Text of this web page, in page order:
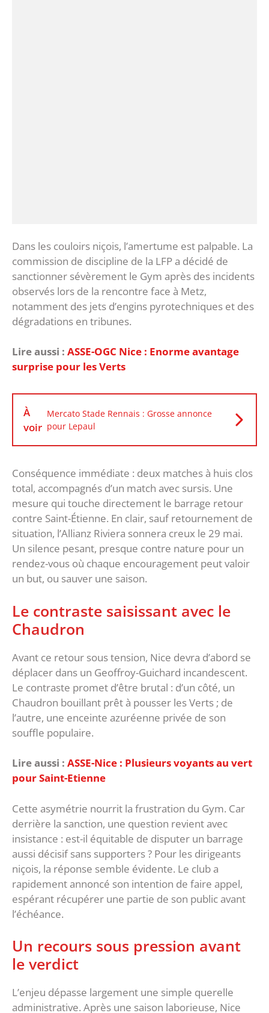
‎Dans les couloirs niçois, l’amertume est palpable. La
commission de discipline de la LFP a décidé de
sanctionner sévèrement le Gym après des incidents
observés lors de la rencontre face à Metz,
notamment des jets d’engins pyrotechniques et des
dégradations en tribunes.
Lire aussi : ‎ASSE-OGC Nice : Enorme avantage
surprise pour les Verts
À
voir
Mercato Stade Rennais : Grosse annonce
pour Lepaul
‎Conséquence immédiate : deux matches à huis clos
total, accompagnés d’un match avec sursis. Une
mesure qui touche directement le barrage retour
contre Saint-Étienne. En clair, sauf retournement de
situation, l’Allianz Riviera sonnera creux le 29 mai.
Un silence pesant, presque contre nature pour un
rendez-vous où chaque encouragement peut valoir
un but, ou sauver une saison.
‎Le contraste saisissant avec le
Chaudron
‎Avant ce retour sous tension, Nice devra d’abord se
déplacer dans un Geoffroy-Guichard incandescent.
Le contraste promet d’être brutal : d’un côté, un
Chaudron bouillant prêt à pousser les Verts ; de
l’autre, une enceinte azuréenne privée de son
souffle populaire.
Lire aussi : ASSE-Nice : Plusieurs voyants au vert
pour Saint-Etienne
‎Cette asymétrie nourrit la frustration du Gym. Car
derrière la sanction, une question revient avec
insistance : est-il équitable de disputer un barrage
aussi décisif sans supporters ? Pour les dirigeants
niçois, la réponse semble évidente. Le club a
rapidement annoncé son intention de faire appel,
espérant récupérer une partie de son public avant
l’échéance.
‎Un recours sous pression avant
le verdict
‎L’enjeu dépasse largement une simple querelle
administrative. Après une saison laborieuse, Nice